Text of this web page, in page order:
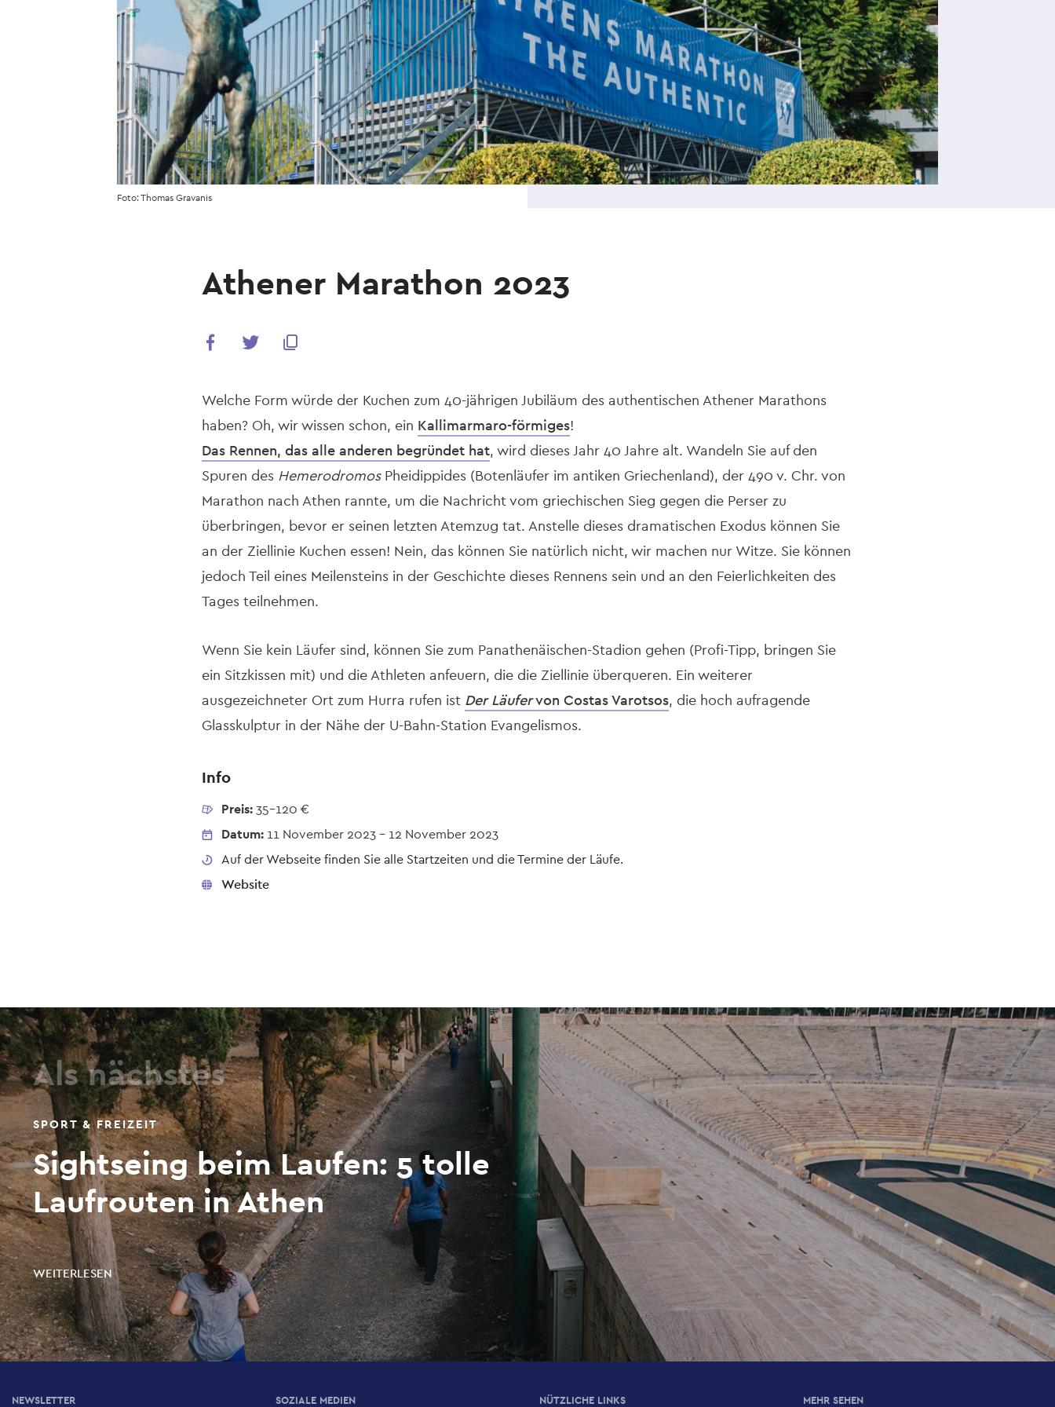
Foto: Thomas Gravanis
Athener Marathon 2023
Welche Form würde der Kuchen zum 40-jährigen Jubiläum des authentischen Athener Marathons
haben? Oh, wir wissen schon, ein Kallimarmaro-förmiges!
Das Rennen, das alle anderen begründet hat, wird dieses Jahr 40 Jahre alt. Wandeln Sie auf den
Spuren des Hemerodromos Pheidippides (Botenläufer im antiken Griechenland), der 490 v. Chr. von
Marathon nach Athen rannte, um die Nachricht vom griechischen Sieg gegen die Perser zu
überbringen, bevor er seinen letzten Atemzug tat. Anstelle dieses dramatischen Exodus können Sie
an der Ziellinie Kuchen essen! Nein, das können Sie natürlich nicht, wir machen nur Witze. Sie können
jedoch Teil eines Meilensteins in der Geschichte dieses Rennens sein und an den Feierlichkeiten des
Tages teilnehmen.
Wenn Sie kein Läufer sind, können Sie zum Panathenäischen-Stadion gehen (Profi-Tipp, bringen Sie
ein Sitzkissen mit) und die Athleten anfeuern, die die Ziellinie überqueren. Ein weiterer
ausgezeichneter Ort zum Hurra rufen ist Der Läufervon Costas Varotsos, die hoch aufragende
Glasskulptur in der Nähe der U-Bahn-Station Evangelismos.
Info
Preis:35-120 €
Datum: 11 November 2023- 12 November 2023
Auf der Webseite finden Sie alle Startzeiten und die Termine der Läufe.
Website
Als nächstes
SPORT & FREIZEIT
Sightseing beim Laufen: 5 tolle
Laufrouten in Athen
WEITERLESEN
NEWSLETTER SOZIALE MEDIEN NÜTZLICHE LINKS MEHR SEHEN